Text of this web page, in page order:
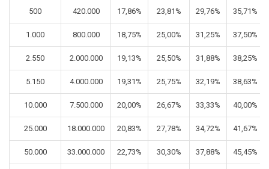
500 420.000 17,86% 23,81% 29,76% 35,71%
1.000 800.000 18,75% 25,00% 31,25% 37,50%
2.550 2.000.000 19,13% 25,50% 31,88% 38,25%
5.150 4.000.000 19,31% 25,75% 32,19% 38,63%
10.000 7.500.000 20,00% 26,67% 33,33% 40,00%
25.000 18.000.000 20,83% 27,78% 34,72% 41,67%
50.000 33.000.000 22,73% 30,30% 37,88% 45,45%